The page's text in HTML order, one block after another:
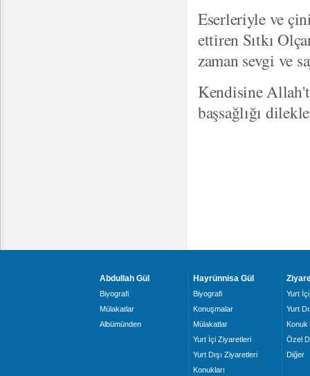
Eserleriyle ve
ettiren Sıtkı
zaman sevgi ve
Kendisine
başsağlığı
Abdullah Gül
Biyografi
Mülakatlar
Albümünden
Hayrünnisa Gül
Biyografi
Konuşmalar
Mülakatlar
Yurt İçi Ziyaretleri
Yurt Dışı Ziyaretleri
Konukları
Yurt İçi
Yurt
Konuk
Özel
Diğer